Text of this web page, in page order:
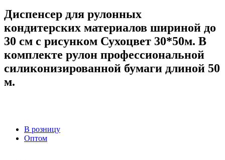
Диспенсер для рулонных
кондитерских материалов шириной до
30 см с рисунком Сухоцвет 30*50м. В
комплекте рулон профессиональной
силиконизированной бумаги длиной 50
м.
В розницу
Оптом